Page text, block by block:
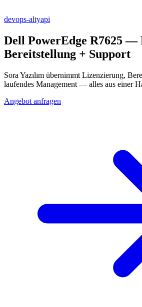
devops-altyapi
Dell PowerEdge R7625 —
Bereitstellung + Support
Sora Yazılım übernimmt Lizenzierung,
laufendes Management — alles aus einer
Angebot anfragen